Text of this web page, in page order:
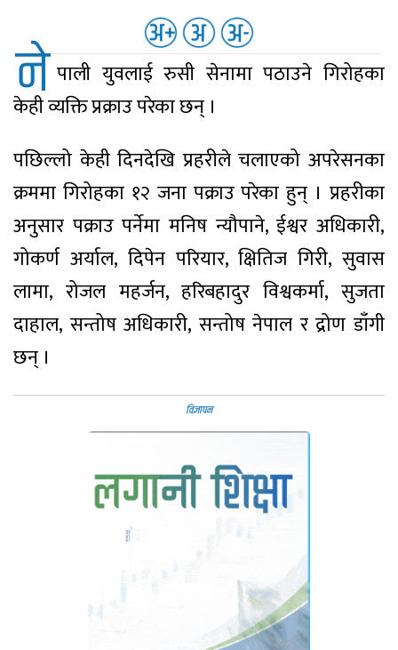
ने पाली युवलाई रुसी सेनामा पठाउने गिरोहका
केही व्यक्ति प्रक्राउ परेका छन् ।
पछिल्लो केही दिनदेखि प्रहरीले चलाएको अपरेसनका
क्रममा गिरोहका १२ जना पक्राउ परेका हुन् । प्रहरीका
अनुसार पक्राउ पर्नेमा मनिष न्यौपाने, ईश्वर अधिकारी,
गोकर्ण अर्याल, दिपेन परियार, क्षितिज गिरी, सुवास
लामा, रोजल महर्जन, हरिबहादुर विश्वकर्मा, सुजता
दाहाल, सन्तोष अधिकारी, सन्तोष नेपाल र द्रोण डाँगी
छन् ।